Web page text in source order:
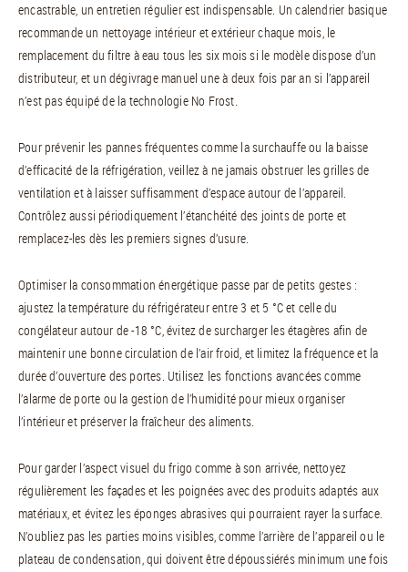
encastrable, un entretien régulier est indispensable. Un calendrier basique
recommande un nettoyage intérieur et extérieur chaque mois, le
remplacement du filtre à eau tous les six mois si le modèle dispose d’un
distributeur, et un dégivrage manuel une à deux fois par an si l’appareil
n’est pas équipé de la technologie No Frost.
Pour prévenir les pannes fréquentes comme la surchauffe ou la baisse
d’efficacité de la réfrigération, veillez à ne jamais obstruer les grilles de
ventilation et à laisser suffisamment d’espace autour de l’appareil.
Contrôlez aussi périodiquement l’étanchéité des joints de porte et
remplacez-les dès les premiers signes d’usure.
Optimiser la consommation énergétique passe par de petits gestes :
ajustez la température du réfrigérateur entre 3 et 5 °C et celle du
congélateur autour de -18 °C, évitez de surcharger les étagères afin de
maintenir une bonne circulation de l’air froid, et limitez la fréquence et la
durée d’ouverture des portes. Utilisez les fonctions avancées comme
l’alarme de porte ou la gestion de l’humidité pour mieux organiser
l’intérieur et préserver la fraîcheur des aliments.
Pour garder l’aspect visuel du frigo comme à son arrivée, nettoyez
régulièrement les façades et les poignées avec des produits adaptés aux
matériaux, et évitez les éponges abrasives qui pourraient rayer la surface.
N’oubliez pas les parties moins visibles, comme l’arrière de l’appareil ou le
plateau de condensation, qui doivent être dépoussiérés minimum une fois